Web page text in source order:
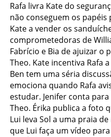
Rafa livra Kate do
não conseguem os papéis
Kate a vender os
comprometedoras de
Fabrício e Bia de ajuizar o
Theo. Kate incentiva Rafa
Ben tem uma séria
emociona quando Rafa
estudar. Jenifer conta
Theo. Érika publica a foto
Lui leva Sol a uma praia
que Lui faça um vídeo